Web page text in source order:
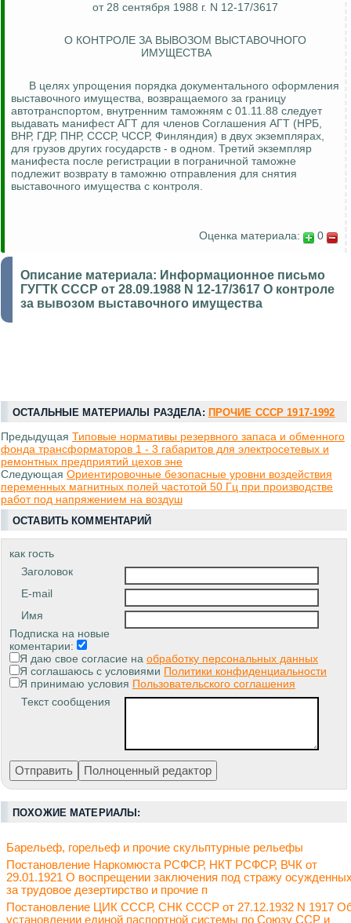
от 28 сентября 1988 г. N 12-17/3617
О КОНТРОЛЕ ЗАВЫВОЗОМ ВЫСТАВОЧНОГО
ИМУЩЕСТВА
В целях упрощения порядка документального оформления
выставочного имущества, возвращаемого за границу
автотранспортом, внутренним таможням с 01.11.88 следует
выдавать манифест АГТ для членов Соглашения АГТ (НРБ,
ВНР, ГДР, ПНР, СССР, ЧССР, Финляндия) в двух экземплярах,
для грузов других государств - в одном. Третий экземпляр
манифеста после регистрации в пограничной таможне
подлежит возврату в таможню отправления для снятия
выставочного имущества с контроля.
Оценка материала: 0
Описание материала: Информационное письмо
ГУГТК СССР от 28.09.1988 N 12-17/3617 О контроле
за вывозом выставочного имущества
ОСТАЛЬНЫЕ МАТЕРИАЛЫ РАЗДЕЛА: ПРОЧИЕ СССР 1917-1992
Предыдущая Типовые нормативы резервного запаса и обменного
фонда трансформаторов 1 - 3 габаритов для электросетевых и
ремонтных предприятий цехов эне
Следующая Ориентировочные безопасные уровни воздействия
переменных магнитных полей частотой 50 Гц при производстве
работ под напряжением на воздуш
ОСТАВИТЬ КОММЕНТАРИЙ
как гость
Заголовок
E-mail
Имя
Подписка на новые
коментарии:
Я даю свое согласие на обработку персональных данных
Я соглашаюсь с условиями Политики конфиденциальности
Я принимаю условия Пользовательского соглашения
Текст сообщения
ПОХОЖИЕ МАТЕРИАЛЫ:
Барельеф, горельеф и прочие скульптурные рельефы
Постановление Наркомюста РСФСР, НКТ РСФСР, ВЧК от
29.01.1921 О воспрещении заключения под стражу
за трудовое дезертирство и прочие п
Постановление ЦИК СССР, СНК СССР от 27.12.1932 N 1917
установлении единой паспортной системы по Союзу ССР и